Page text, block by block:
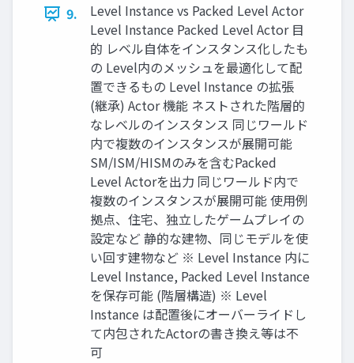
9.
Level Instance vs Packed Level Actor
Level Instance Packed Level Actor 目
的 レベル自体をインスタンス化したも
の Level内のメッシュを最適化して配
置できるもの Level Instance の拡張
(継承) Actor 機能 ネストされた階層的
なレベルのインスタンス 同じワールド
内で複数のインスタンスが展開可能
SM/ISM/HISMのみを含むPacked
Level Actorを出力 同じワールド内で
複数のインスタンスが展開可能 使用例
拠点、住宅、独立したゲームプレイの
設定など 静的な建物、同じモデルを使
い回す建物など ※ Level Instance 内に
Level Instance, Packed Level Instance
を保存可能 (階層構造) ※ Level
Instance は配置後にオーバーライドし
て内包されたActorの書き換え等は不
可